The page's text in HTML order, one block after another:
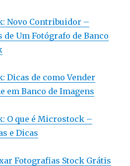
Novo Contribuidor –
Um Fotógrafo de Banco
Dicas de como Vender
em Banco de Imagens
O que é Microstock –
e Dicas
Fotografias Stock Grátis